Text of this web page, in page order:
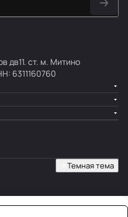
дв11. ст. м. Митино
6311160760
Темная тема